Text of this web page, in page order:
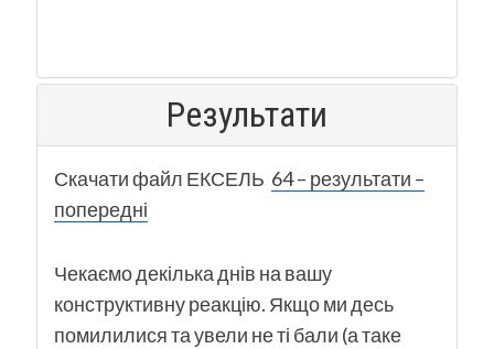
Результати
Скачати файл ЕКСЕЛЬ 64 – результати –
попередні
Чекаємо декілька днів на вашу
конструктивну реакцію. Якщо ми десь
помилилися та увели не ті бали (а таке